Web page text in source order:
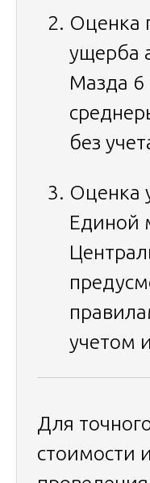
Оценка
ущерба
Мазда 6
без
Оценка
Единой
учетом
Для
стоимости